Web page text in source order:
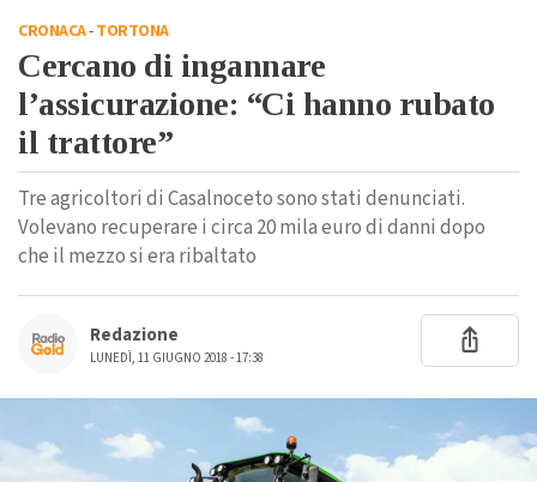
CRONACA-TORTONA
Cercano di ingannare
l’assicurazione: “Ci hanno rubato
il trattore”
Tre agricoltori di Casalnoceto sono stati denunciati.
Volevano recuperare i circa 20 mila euro di danni dopo
che il mezzo si era ribaltato
Redazione
LUNEDÌ, 11 GIUGNO 2018 - 17:38